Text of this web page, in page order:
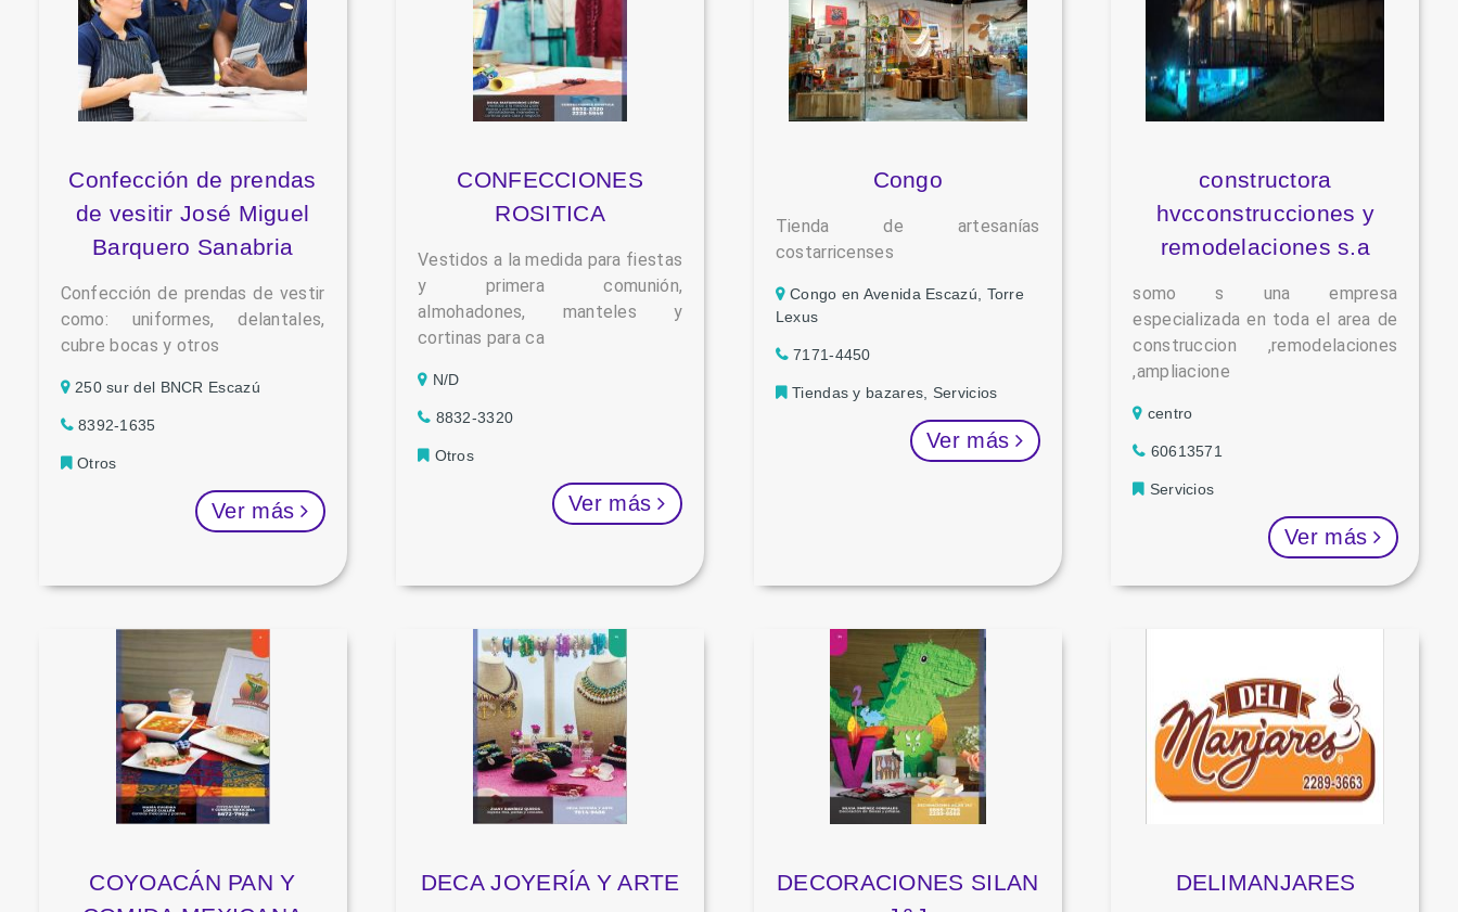
Confección de prendas
de vesitir José Miguel
Barquero Sanabria
Confección de prendas de vestir
como: uniformes, delantales,
cubre bocas y otros
250 sur del BNCR Escazú
8392-1635
Otros
Ver más
CONFECCIONES
ROSITICA
Vestidos a la medida para fiestas
y primera comunión,
almohadones, manteles y
cortinas para ca
N/D
8832-3320
Otros
Ver más
Congo
Tienda de artesanías
costarricenses
Congo en Avenida Escazú, Torre
Lexus
7171-4450
Tiendas y bazares, Servicios
Ver más
constructora
hvcconstrucciones y
remodelaciones s.a
somo s una empresa
especializada en toda el area de
construccion ,remodelaciones
,ampliacione
centro
60613571
Servicios
Ver más
COYOACÁN PAN Y
DECA JOYERÍA Y ARTE
DECORACIONES SILAN
DELIMANJARES